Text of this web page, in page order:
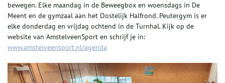
bewegen. Elke maandag in de Beweegbox en woensdags in De
Meent en de gymzaal aan het Oostelijk Halfrond. Peutergym is er
elke donderdag en vrijdag ochtend in de Turnhal. Kijk op de
website van AmstelveenSport en schrijf je in:
www.amstelveensport.nl/agenda